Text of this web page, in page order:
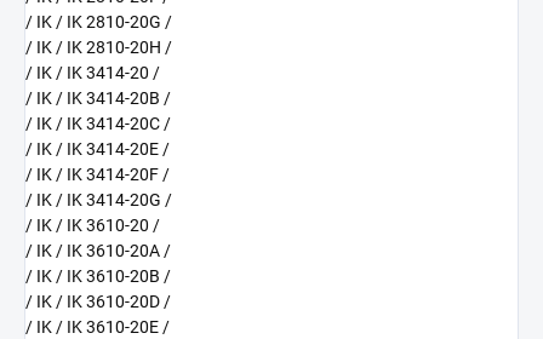
/ IK / IK 2810-20G /
/ IK / IK 2810-20H /
/ IK / IK 3414-20 /
/ IK / IK 3414-20B /
/ IK / IK 3414-20C /
/ IK / IK 3414-20E /
/ IK / IK 3414-20F /
/ IK / IK 3414-20G /
/ IK / IK 3610-20 /
/ IK / IK 3610-20A /
/ IK / IK 3610-20B /
/ IK / IK 3610-20D /
/ IK / IK 3610-20E /